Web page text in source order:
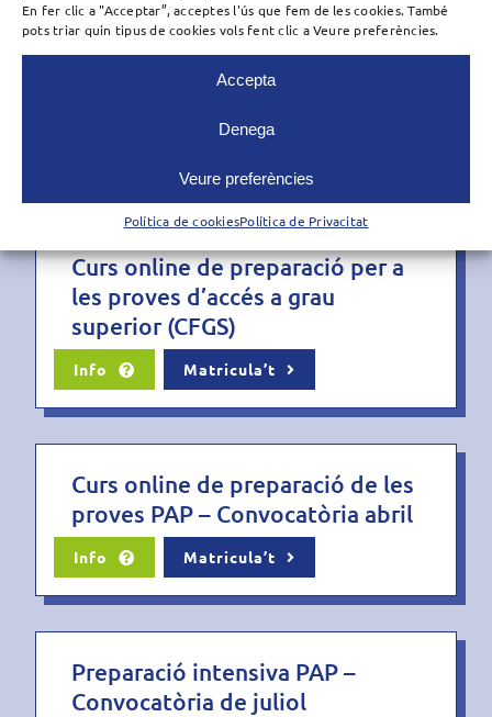
En fer clic a "Acceptar”, acceptes l'ús que fem de les cookies. També
pots triar quin tipus de cookies vols fent clic a Veure preferències.
Accepta
Denega
Veure preferències
Política de cookiesPolítica de Privacitat
Curs online de preparació per a
Curs online de preparació per a
les proves d’accés a grau
superior (CFGS)
Info Matricula’t
Curs online de preparació de les
proves PAP – Convocatòria abril
Info Matricula’t
Preparació intensiva PAP –
Convocatòria de juliol